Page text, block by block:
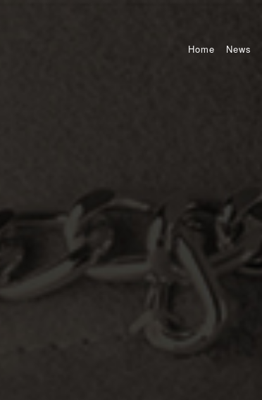
Home News